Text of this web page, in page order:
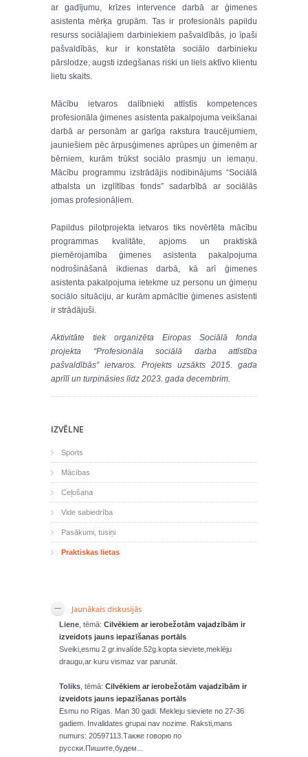
ar gadījumu, krīzes intervence darbā ar ģimenes
asistenta mērķa grupām. Tas ir profesionāls papildu
resurss sociālajiem darbiniekiem pašvaldībās, jo īpaši
pašvaldībās, kur ir konstatēta sociālo darbinieku
pārslodze, augsti izdegšanas riski un liels aktīvo klientu
lietu skaits.
Mācību ietvaros dalībnieki attīstīs kompetences
profesionāla ģimenes asistenta pakalpojuma veikšanai
darbā ar personām ar garīga rakstura traucējumiem,
jauniešiem pēc ārpusģimenes aprūpes un ģimenēm ar
bērniem, kurām trūkst sociālo prasmju un iemaņu.
Mācību programmu izstrādājis nodibinājums “Sociālā
atbalsta un izglītības fonds” sadarbībā ar sociālās
jomas profesionāļiem.
Papildus pilotprojekta ietvaros tiks novērtēta mācību
programmas kvalitāte, apjoms un praktiskā
piemērojamība ģimenes asistenta pakalpojuma
nodrošināšanā ikdienas darbā, kā arī ģimenes
asistenta pakalpojuma ietekme uz personu un ģimeņu
sociālo situāciju, ar kurām apmācītie ģimenes asistenti
ir strādājuši.
Aktivitāte tiek organizēta Eiropas Sociālā fonda
projekta “Profesionāla sociālā darba attīstība
pašvaldībās” ietvaros. Projekts uzsākts 2015. gada
aprīlī un turpināsies līdz 2023. gada decembrim.
IZVĒLNE
Sports
Mācības
Ceļošana
Vide sabiedrība
Pasākumi, tusiņi
Praktiskas lietas
Jaunākais diskusijās
Liene , tēmā: Cilvēkiem ar ierobežotām vajadzībām ir
izveidots jauns iepazīšanas portāls
Sveiki,esmu 2 gr.invalíde.52g.kopta sieviete,meklēju
draugu,ar kuru vismaz var parunāt.
Toliks , tēmā: Cilvēkiem ar ierobežotām vajadzībām ir
izveidots jauns iepazīšanas portāls
Esmu no Rīgas. Man 30 gadi. Mekleju sieviete no 27-36
gadiem. Invalidates grupai nav nozime. Raksti,mans
numurs: 20597113.Также говорю по
русски.Пишите,будем...